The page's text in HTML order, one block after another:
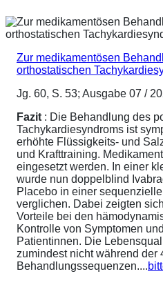
Zur medikamentösen
orthostatischen
Jg. 60, S. 53; Ausgabe 07 /
Fazit : Die Behandlung des
Tachykardiesyndroms ist
erhöhte Flüssigkeits- und
und Krafttraining.
eingesetzt werden. In einer
wurde nun doppelblind
Placebo in einer
verglichen. Dabei zeigten
Vorteile bei den
Kontrolle von Symptomen
Patientinnen. Die
zumindest nicht während der
Behandlungssequenzen....